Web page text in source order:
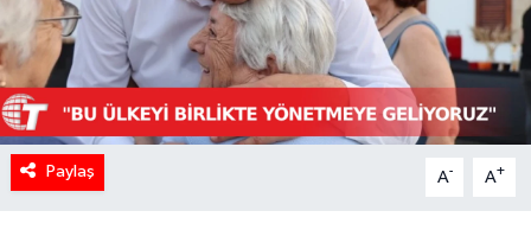
Paylaş A- A+